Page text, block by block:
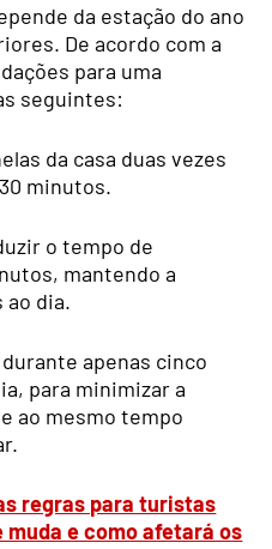
da estação do ano
De acordo com a
para uma
seguintes:
da casa duas vezes
minutos.
o tempo de
mantendo a
ao dia.
apenas cinco
para minimizar a
ao mesmo tempo
regras para turistas
muda e como afetará os